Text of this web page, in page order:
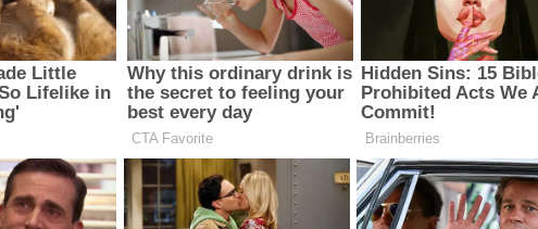
З'явилося відео знищеного ворожого